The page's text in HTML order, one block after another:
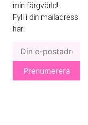
min färgvärld!
Fyll i din mailadress
här: